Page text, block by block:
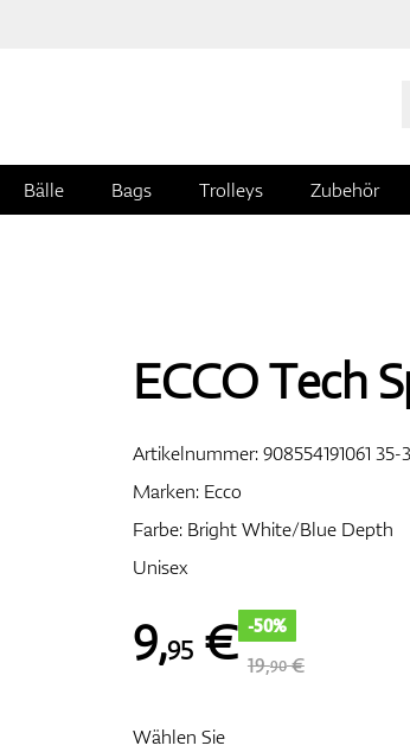
Bälle Bags Trolleys Zubehör
ECCO Tech
Artikelnummer:908554191061 35-
Marken: Ecco
Farbe: Bright White/Blue Depth
Unisex
9,95€ -50%
19,90€
Wählen Sie